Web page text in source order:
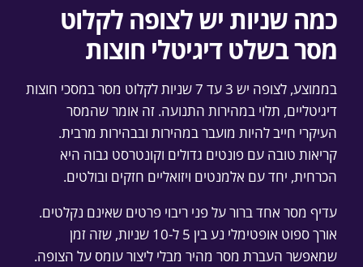
כמה שניות יש לצופה לקלוט
מסר בשלט דיגיטלי חוצות
בממוצע, לצופה יש 3 עד 7 שניות לקלוט מסר במסכי חוצות
דיגיטליים, תלוי במהירות התנועה. זה אומר שהמסר
העיקרי חייב להיות מועבר במהירות ובבהירות מרבית.
קריאות טובה עם פונטים גדולים וקונטרסט גבוה היא
הכרחית, יחד עם אלמנטים ויזואליים חזקים ובולטים.
עדיף מסר אחד ברור על פני ריבוי פרטים שאינם נקלטים.
אורך ספוט אופטימלי נע בין 5 ל-10 שניות, שזה זמן
שמאפשר העברת מסר מהיר מבלי ליצור עומס על הצופה.